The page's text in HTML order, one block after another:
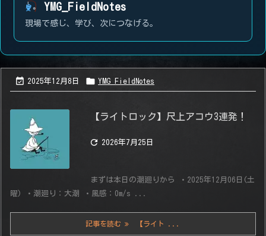
YMG_FieldNotes
現場で感じ、学び、次につなげる。
 2025年12月8日  YMG_FieldNotes
【ライトロック】尺上アコウ3連発！
 2026年7月25日
まずは本日の潮廻りから ・2025年12月06日(土
曜) ・潮廻り：大潮 ・風感：0m/s ...
記事を読む 【ライト ...